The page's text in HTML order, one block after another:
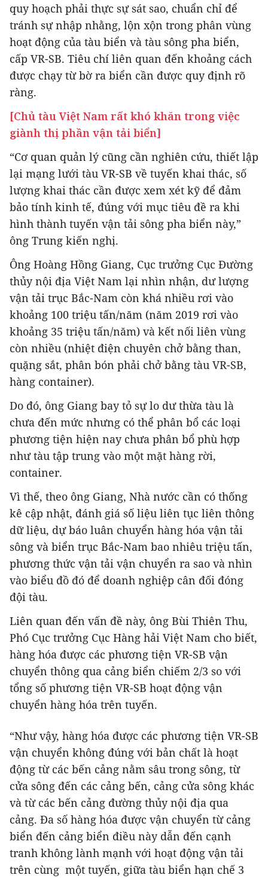
quy hoạch phải thực sự sát sao, chuẩn chỉ để
tránh sự nhập nhằng, lộn xộn trong phân vùng
hoạt động của tàu biển và tàu sông pha biển,
cấp VR-SB. Tiêu chí liên quan đến khoảng cách
được chạy từ bờ ra biển cần được quy định rõ
ràng.
[Chủ tàu Việt Nam rất khó khăn trong việc
giành thị phần vận tải biển]
“Cơ quan quản lý cũng cần nghiên cứu, thiết lập
lại mạng lưới tàu VR-SB về tuyến khai thác, số
lượng khai thác cần được xem xét kỹ để đảm
bảo tính kinh tế, đúng với mục tiêu đề ra khi
hình thành tuyến vận tải sông pha biển này,”
ông Trung kiến nghị.
Ông Hoàng Hồng Giang, Cục trưởng Cục Đường
thủy nội địa Việt Nam lại nhìn nhận, dư lượng
vận tải trục Bắc-Nam còn khá nhiều rơi vào
khoảng 100 triệu tấn/năm (năm 2019 rơi vào
khoảng 35 triệu tấn/năm) và kết nối liên vùng
còn nhiều (nhiệt điện chuyên chở bằng than,
quặng sắt, phân bón phải chở bằng tàu VR-SB,
hàng container).
Do đó, ông Giang bay tỏ sự lo dư thừa tàu là
chưa đến mức nhưng có thể phân bổ các loại
phương tiện hiện nay chưa phân bổ phù hợp
như tàu tập trung vào một mặt hàng rời,
container.
Vì thế, theo ông Giang, Nhà nước cần có thống
kê cập nhật, đánh giá số liệu liên tục liên thông
dữ liệu, dự báo luân chuyển hàng hóa vận tải
sông và biển trục Bắc-Nam bao nhiêu triệu tấn,
phương thức vận tải vận chuyển ra sao và nhìn
vào biểu đồ đó để doanh nghiệp cân đối đóng
đội tàu.
Liên quan đến vấn đề này, ông Bùi Thiên Thu,
Phó Cục trưởng Cục Hàng hải Việt Nam cho biết,
hàng hóa được các phương tiện VR-SB vận
chuyển thông qua cảng biển chiếm 2/3 so với
tổng số phương tiện VR-SB hoạt động vận
chuyển hàng hóa trên tuyến.
“Như vậy, hàng hóa được các phương tiện VR-SB
vận chuyển không đúng với bản chất là hoạt
động từ các bến cảng nằm sâu trong sông, từ
cửa sông đến các cảng bến, cảng cửa sông khác
và từ các bến cảng đường thủy nội địa qua
cảng. Đa số hàng hóa được vận chuyển từ cảng
biển đến cảng biển điều này dẫn đến cạnh
tranh không lành mạnh với hoạt động vận tải
trên cùng một tuyến, giữa tàu biển hạn chế 3